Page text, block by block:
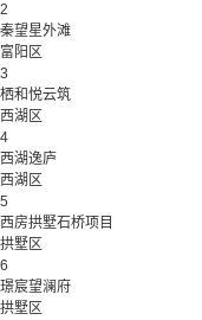
2
秦望星外滩
富阳区
3
栖和悦云筑
西湖区
4
西湖逸庐
西湖区
5
西房拱墅石桥项目
拱墅区
6
璟宸望澜府
拱墅区